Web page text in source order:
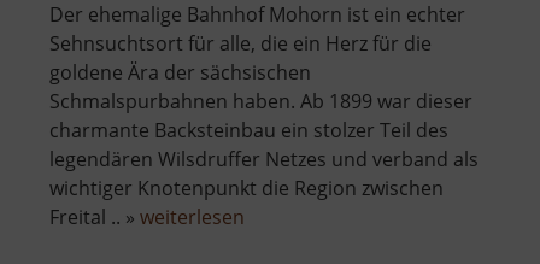
Der ehemalige Bahnhof Mohorn ist ein echter
Sehnsuchtsort für alle, die ein Herz für die
goldene Ära der sächsischen
Schmalspurbahnen haben. Ab 1899 war dieser
charmante Backsteinbau ein stolzer Teil des
legendären Wilsdruffer Netzes und verband als
wichtiger Knotenpunkt die Region zwischen
Freital .. » weiterlesen